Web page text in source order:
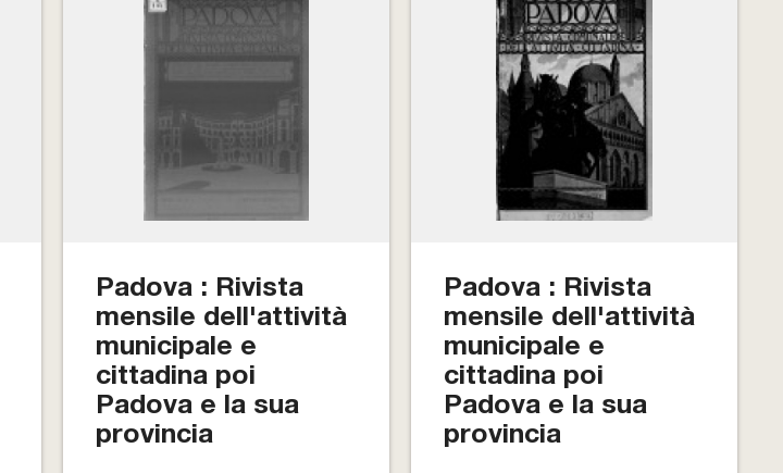
Padova : Rivista
mensile dell'attività
municipale e
cittadina poi
Padova e la sua
provincia
Padova : Rivista
mensile dell'attività
municipale e
cittadina poi
Padova e la sua
provincia